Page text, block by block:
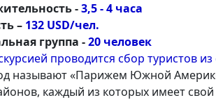
-3,5 - 4 часа
– 132 USD/чел.
группа -20 человек
проводится сбор туристов
называют «Парижем Южной
каждый из которых имеет